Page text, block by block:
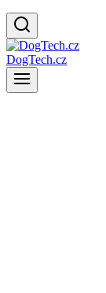
DogTech.cz